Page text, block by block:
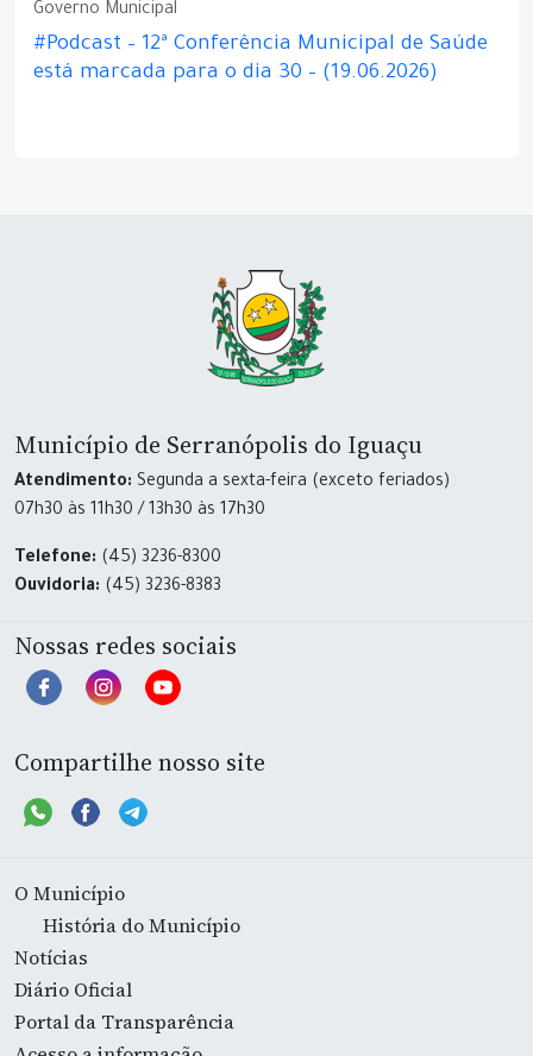
Governo Municipal
#Podcast – 12ª Conferência Municipal de Saúde
está marcada para o dia 30 – (19.06.2026)
Município de Serranópolis do Iguaçu
Atendimento: Segunda a sexta-feira (exceto feriados)
07h30 às 11h30 / 13h30 às 17h30
Telefone: (45) 3236-8300
Ouvidoria: (45) 3236-8383
Nossas redes sociais
Compartilhe nosso site
O Município
História do Município
Notícias
Diário Oficial
Portal da Transparência